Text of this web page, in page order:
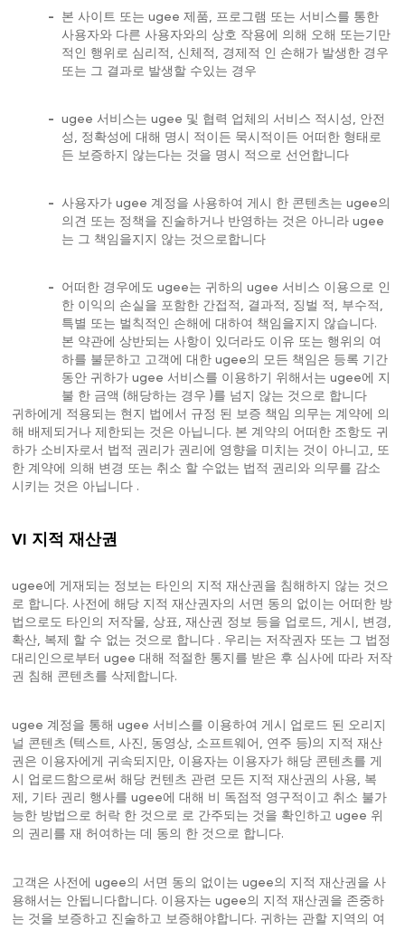
-
본 사이트 또는 ugee 제품, 프로그램 또는 서비스를 통한
사용자와 다른 사용자와의 상호 작용에 의해 오해 또는기만
적인 행위로 심리적, 신체적, 경제적 인 손해가 발생한 경우
또는 그 결과로 발생할 수있는 경우
-
ugee 서비스는 ugee 및 협력 업체의 서비스 적시성, 안전
성, 정확성에 대해 명시 적이든 묵시적이든 어떠한 형태로
든 보증하지 않는다는 것을 명시 적으로 선언합니다
-
사용자가 ugee 계정을 사용하여 게시 한 콘텐츠는 ugee의
의견 또는 정책을 진술하거나 반영하는 것은 아니라 ugee
는 그 책임을지지 않는 것으로합니다
-
어떠한 경우에도 ugee는 귀하의 ugee 서비스 이용으로 인
한 이익의 손실을 포함한 간접적, 결과적, 징벌 적, 부수적,
특별 또는 벌칙적인 손해에 대하여 책임을지지 않습니다.
본 약관에 상반되는 사항이 있더라도 이유 또는 행위의 여
하를 불문하고 고객에 대한 ugee의 모든 책임은 등록 기간
동안 귀하가 ugee 서비스를 이용하기 위해서는 ugee에 지
불 한 금액 (해당하는 경우 )를 넘지 않는 것으로 합니다
귀하에게 적용되는 현지 법에서 규정 된 보증 책임 의무는 계약에 의
해 배제되거나 제한되는 것은 아닙니다. 본 계약의 어떠한 조항도 귀
하가 소비자로서 법적 권리가 권리에 영향을 미치는 것이 아니고, 또
한 계약에 의해 변경 또는 취소 할 수없는 법적 권리와 의무를 감소
시키는 것은 아닙니다 .
VI 지적 재산권
ugee에 게재되는 정보는 타인의 지적 재산권을 침해하지 않는 것으
로 합니다. 사전에 해당 지적 재산권자의 서면 동의 없이는 어떠한 방
법으로도 타인의 저작물, 상표, 재산권 정보 등을 업로드, 게시, 변경,
확산, 복제 할 수 없는 것으로 합니다 . 우리는 저작권자 또는 그 법정
대리인으로부터 ugee 대해 적절한 통지를 받은 후 심사에 따라 저작
권 침해 콘텐츠를 삭제합니다.
ugee 계정을 통해 ugee 서비스를 이용하여 게시 업로드 된 오리지
널 콘텐츠 (텍스트, 사진, 동영상, 소프트웨어, 연주 등)의 지적 재산
권은 이용자에게 귀속되지만, 이용자는 이용자가 해당 콘텐츠를 게
시 업로드함으로써 해당 컨텐츠 관련 모든 지적 재산권의 사용, 복
제, 기타 권리 행사를 ugee에 대해 비 독점적 영구적이고 취소 불가
능한 방법으로 허락 한 것으로 로 간주되는 것을 확인하고 ugee 위
의 권리를 재 허여하는 데 동의 한 것으로 합니다.
고객은 사전에 ugee의 서면 동의 없이는 ugee의 지적 재산권을 사
용해서는 안됩니다합니다. 이용자는 ugee의 지적 재산권을 존중하
는 것을 보증하고 진술하고 보증해야합니다. 귀하는 관할 지역의 여